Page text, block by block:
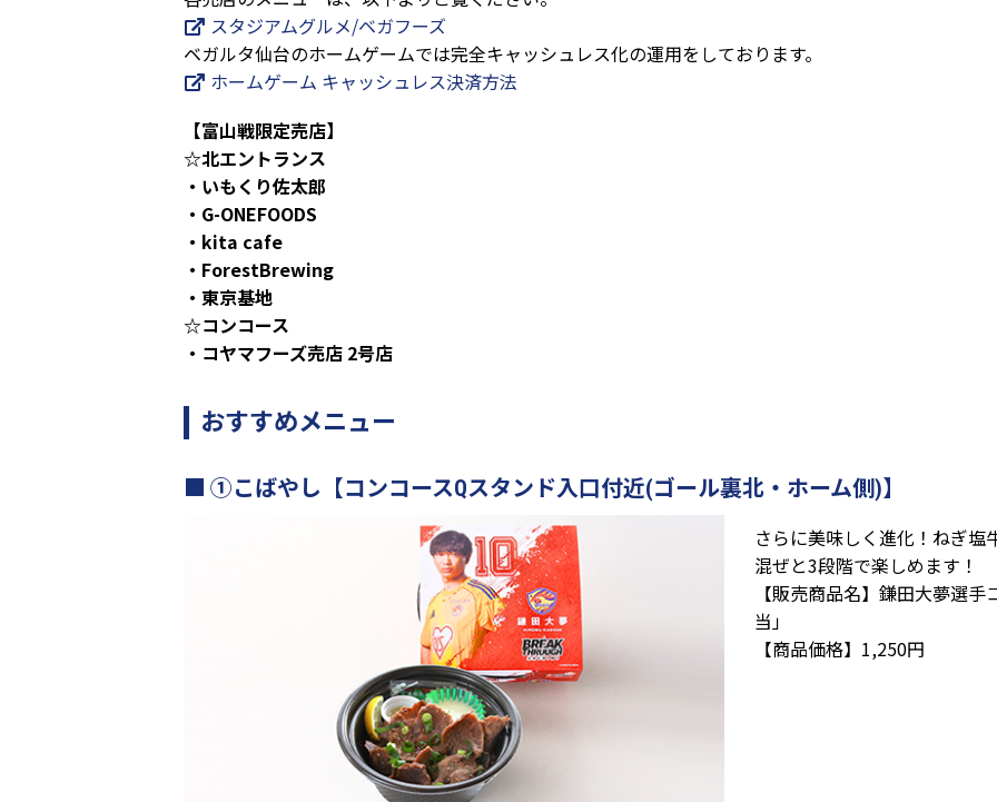
スタジアムグルメ/ベガフーズ
ベガルタ仙台のホームゲームでは完全キャッシュレス化の運用をしております。
ホームゲーム キャッシュレス決済方法
【富山戦限定売店】
☆北エントランス
・いもくり佐太郎
・G-ONEFOODS
・kita cafe
・ForestBrewing
・東京基地
☆コンコース
・コヤマフーズ売店 2号店
おすすめメニュー
①こばやし【コンコースQスタンド入口付近(ゴール裏北・ホーム側)】
さらに美味しく進化！ねぎ
混ぜと3段階で楽しめます！
【販売商品名】鎌田大夢選
当」
【商品価格】1,250円